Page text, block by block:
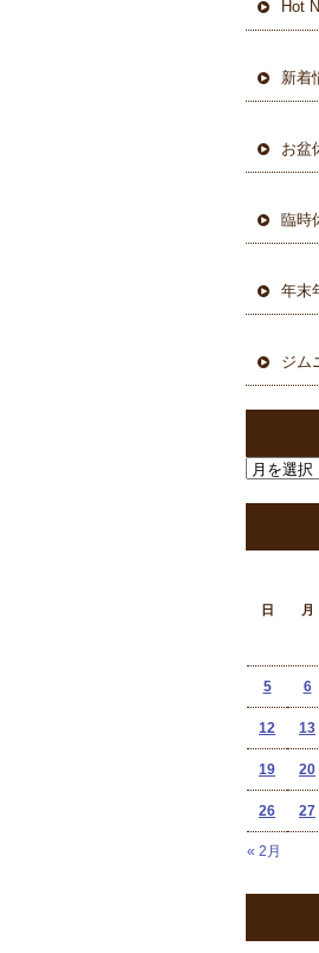
Hot
新着
お盆
臨時
年末
ジム
日 月
« 2月
5 6
12 13
19 20
26 27